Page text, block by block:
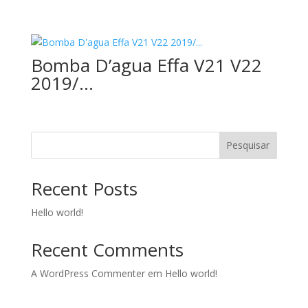
Bomba D’agua Effa V21 V22
2019/…
Pesquisar
Recent Posts
Hello world!
Recent Comments
A WordPress Commenterem Hello world!